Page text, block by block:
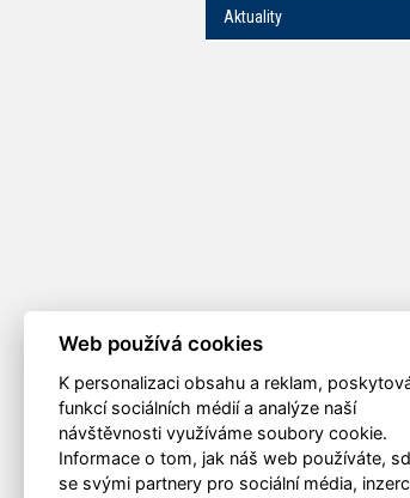
Aktuality
Web používá cookies
K personalizaci obsahu a reklam,
funkcí sociálních médií a analýze naší
návštěvnosti využíváme soubory cookie.
Informace o tom, jak náš web používáte,
se svými partnery pro sociální média,